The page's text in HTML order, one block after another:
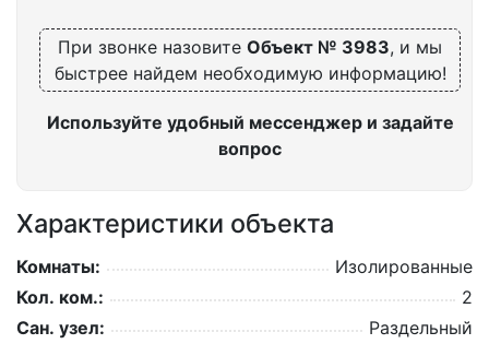
При звонке назовите Объект № 3983, и мы
быстрее найдем необходимую информацию!
Используйте удобный мессенджер и задайте
вопрос
Характеристики объекта
Комнаты:
Изолированные
Кол. ком.:
2
Сан. узел:
Раздельный